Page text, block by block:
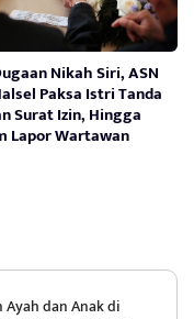
Nikah Siri, ASN
Paksa Istri Tanda
Surat Izin, Hingga
Lapor Wartawan
Ayah dan Anak di